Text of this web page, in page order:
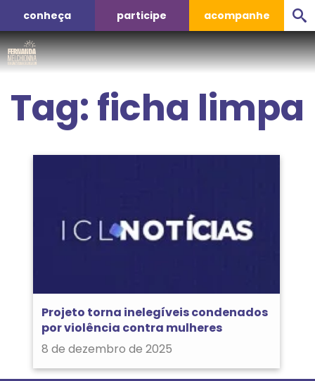
conheça participe acompanhe
Tag:ficha limpa
Projeto torna inelegíveis condenados
por violência contra mulheres
8 de dezembro de 2025